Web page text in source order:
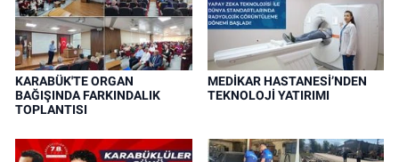
KARABÜK'TE ORGAN
BAĞIŞINDA FARKINDALIK
TOPLANTISI
MEDİKAR HASTANESİ’NDEN
TEKNOLOJİ YATIRIMI